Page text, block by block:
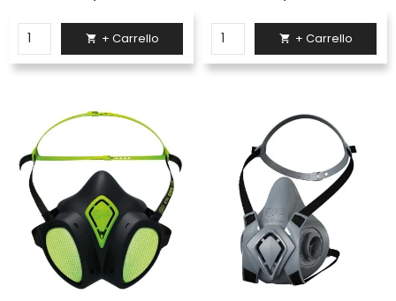
 + Carrello  + Carrello